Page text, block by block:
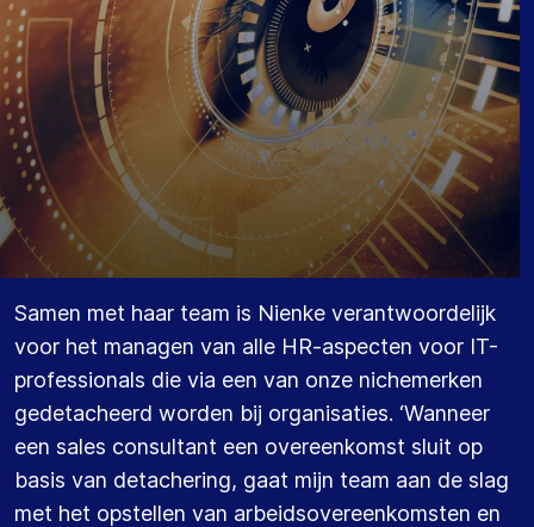
Samen met haar team is Nienke verantwoordelijk
voor het managen van alle HR-aspecten voor IT-
professionals die via een van onze nichemerken
gedetacheerd worden bij organisaties. ‘Wanneer
een sales consultant een overeenkomst sluit op
basis van detachering, gaat mijn team aan de slag
met het opstellen van arbeidsovereenkomsten en